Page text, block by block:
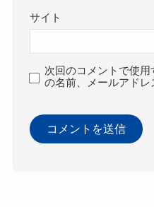
サイト
次回のコメントで使
の名前、メールアドレ